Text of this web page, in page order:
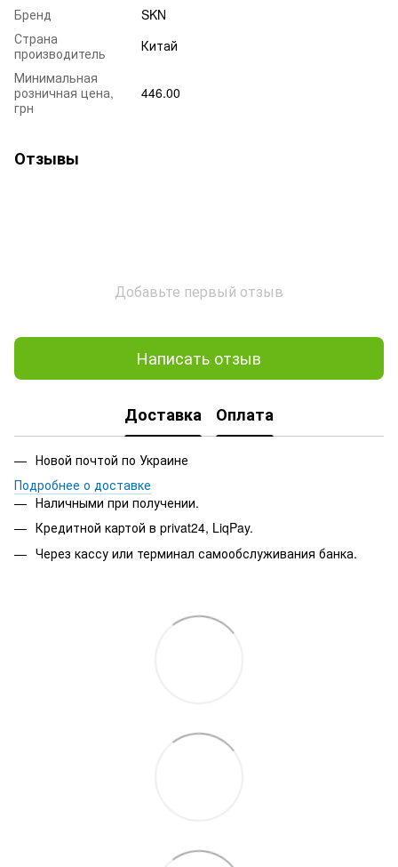
Бренд
SKN
Страна
производитель
Китай
Минимальная
розничная цена,
грн
446.00
Отзывы
Добавьте первый отзыв
Написать отзыв
Доставка Оплата
Новой почтой по Украине
Подробнее о доставке
Наличными при получении.
Кредитной картой в privat24, LiqPay.
Через кассу или терминал самообслуживания банка.